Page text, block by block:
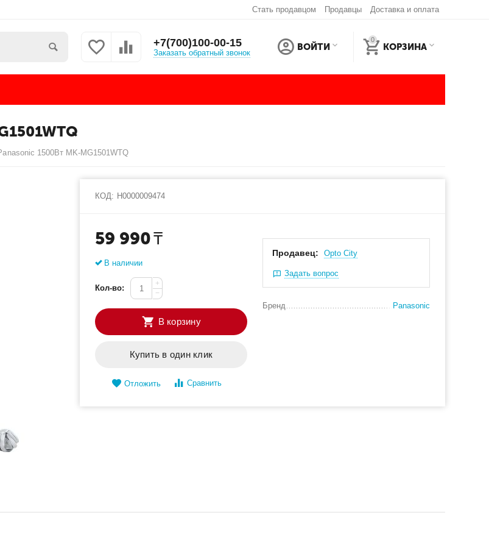
Стать продавцом Продавцы Доставка и оплата
+7(700)100-00-15
Заказать обратный звонок
ВОЙТИ
0
КОРЗИНА
1500Вт MK-MG1501WTQ
КОД: Н0000009474
59 990 ₸
В наличии
Кол-во:
+
−
В корзину
Купить в один клик
Отложить Сравнить
Продавец: Оpto City
Задать вопрос
Бренд Panasonic